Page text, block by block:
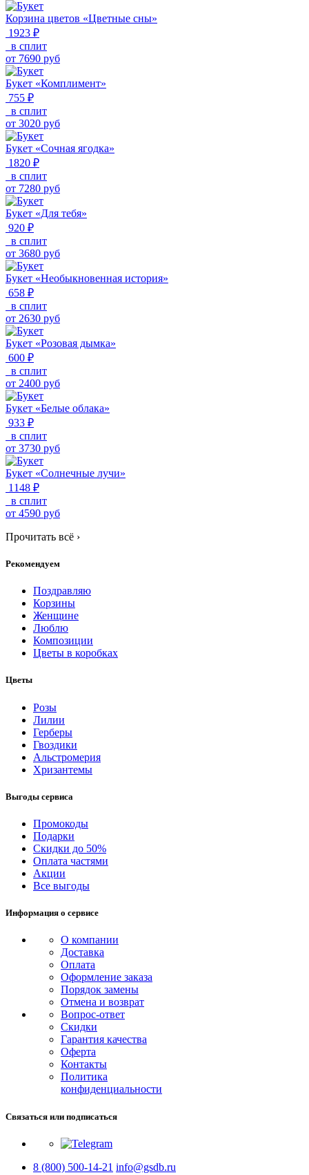
Корзина цветов «Цветные сны»
1923 ₽
в сплит
от 7690 руб
Букет «Комплимент»
755 ₽
в сплит
от 3020 руб
Букет «Сочная ягодка»
1820 ₽
в сплит
от 7280 руб
Букет «Для тебя»
920 ₽
в сплит
от 3680 руб
Букет «Необыкновенная история»
658 ₽
в сплит
от 2630 руб
Букет «Розовая дымка»
600 ₽
в сплит
от 2400 руб
Букет «Белые облака»
933 ₽
в сплит
от 3730 руб
Букет «Солнечные лучи»
1148 ₽
в сплит
от 4590 руб
Прочитать всё ›
Рекомендуем
Поздравляю
Корзины
Женщине
Люблю
Композиции
Цветы в коробках
Цветы
Розы
Лилии
Герберы
Гвоздики
Альстромерия
Хризантемы
Выгоды сервиса
Промокоды
Подарки
Скидки до 50%
Оплата частями
Акции
Все выгоды
Информация о сервисе
О компании
Доставка
Оплата
Оформление заказа
Порядок замены
Отмена и возврат
Вопрос-ответ
Скидки
Гарантия качества
Оферта
Контакты
Политика
конфиденциальности
Связаться или подписаться
8 (800) 500-14-21 info@gsdb.ru